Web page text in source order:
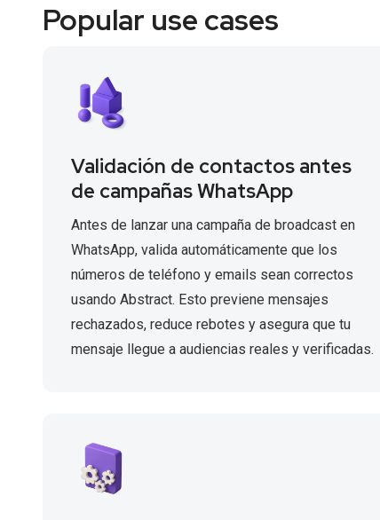
Popular use cases
Validación de contactos antes
de campañas WhatsApp
Antes de lanzar una campaña de broadcast en
WhatsApp, valida automáticamente que los
números de teléfono y emails sean correctos
usando Abstract. Esto previene mensajes
rechazados, reduce rebotes y asegura que tu
mensaje llegue a audiencias reales y verificadas.